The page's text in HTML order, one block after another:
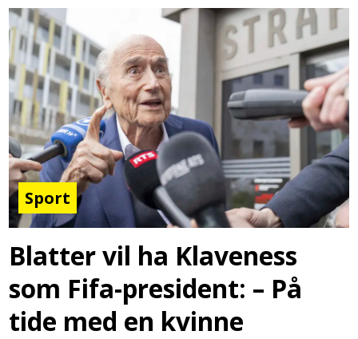
Sport
Blatter vil ha Klaveness
som Fifa-president: – På
tide med en kvinne